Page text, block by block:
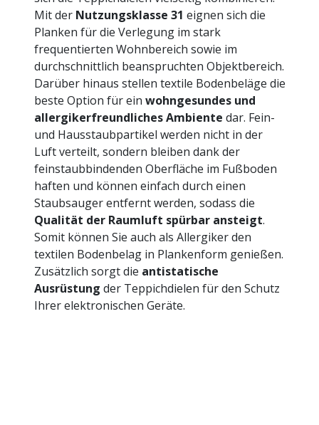
Mit der Nutzungsklasse 31 eignen sich die
Planken für die Verlegung im stark
frequentierten Wohnbereich sowie im
durchschnittlich beanspruchten Objektbereich.
Darüber hinaus stellen textile Bodenbeläge die
beste Option für ein wohngesundes und
allergikerfreundliches Ambiente dar. Fein-
und Hausstaubpartikel werden nicht in der
Luft verteilt, sondern bleiben dank der
feinstaubbindenden Oberfläche im Fußboden
haften und können einfach durch einen
Staubsauger entfernt werden, sodass die
Qualität der Raumluft spürbar ansteigt.
Somit können Sie auch als Allergiker den
textilen Bodenbelag in Plankenform genießen.
Zusätzlich sorgt die antistatische
Ausrüstung der Teppichdielen für den Schutz
Ihrer elektronischen Geräte.